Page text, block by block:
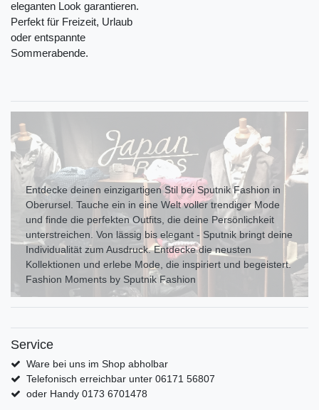
eleganten Look garantieren.
Perfekt für Freizeit, Urlaub
oder entspannte
Sommerabende.
Entdecke deinen einzigartigen Stil bei Sputnik Fashion in
Oberursel. Tauche ein in eine Welt voller trendiger Mode
und finde die perfekten Outfits, die deine Persönlichkeit
unterstreichen. Von lässig bis elegant - Sputnik bringt deine
Individualität zum Ausdr uck. Entdecke die neusten
Kollektionen und erlebe Mode, die inspiriert und begeistert.
Fashion Moments by Sputnik Fashion
Service
Ware bei uns im Shop abholbar
Telefonisch erreichbar unter 06171 56807
oder Handy 0173 6701478